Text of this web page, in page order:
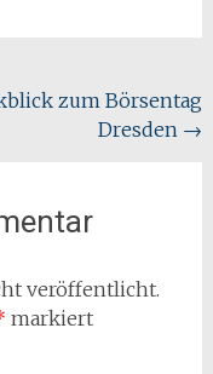
zum Börsentag
Dresden →
veröffentlicht.
markiert